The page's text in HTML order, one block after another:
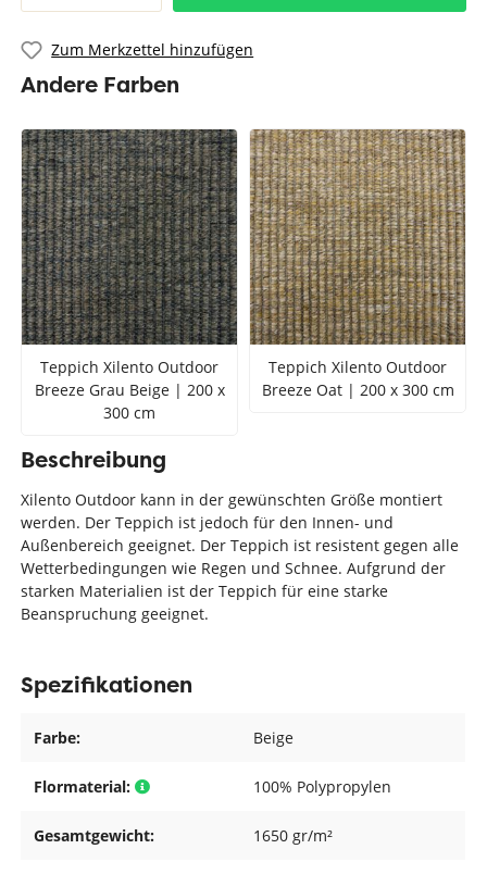
Zum Merkzettel hinzufügen
Andere Farben
Teppich Xilento Outdoor
Breeze Grau Beige | 200 x
300 cm
Teppich Xilento Outdoor
Breeze Oat | 200 x 300 cm
Beschreibung
Xilento Outdoor kann in der gewünschten Größe montiert
werden. Der Teppich ist jedoch für den Innen- und
Außenbereich geeignet. Der Teppich ist resistent gegen alle
Wetterbedingungen wie Regen und Schnee. Aufgrund der
starken Materialien ist der Teppich für eine starke
Beanspruchung geeignet.
Spezifikationen
Farbe: Beige
Flormaterial: 100% Polypropylen
Gesamtgewicht: 1650 gr/m²